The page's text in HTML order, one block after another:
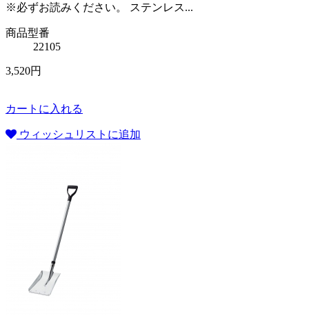
※必ずお読みください。 ステンレス...
商品型番
22105
3,520円
カートに入れる
ウィッシュリストに追加